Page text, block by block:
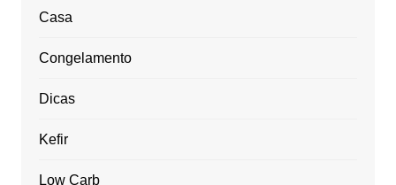
Casa
Congelamento
Dicas
Kefir
Low Carb